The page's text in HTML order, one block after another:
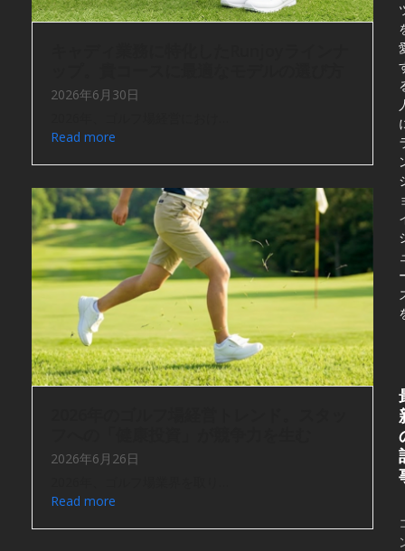
2026年6月30日
Read more
2026年6月26日
Read more